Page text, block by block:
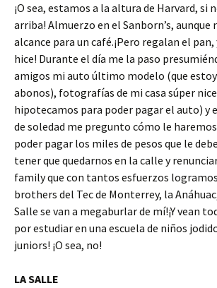
¡O sea, estamos a la altura de Harvard, si
arriba! Almuerzo en el Sanborn’s, aunque
alcance para un café.¡Pero regalan el pan,
hice! Durante el día me la paso
amigos mi auto último modelo (que
abonos), fotografías de mi casa súper
hipotecamos para poder pagar el auto) y
de soledad me pregunto cómo le
poder pagar los miles de pesos que le
tener que quedarnos en la calle y
family que con tantos esfuerzos logramos
brothers del Tec de Monterrey, la
Salle se van a megaburlar de mí!¡Y vean
por estudiar en una escuela de niños
juniors! ¡O sea, no!
LA SALLE